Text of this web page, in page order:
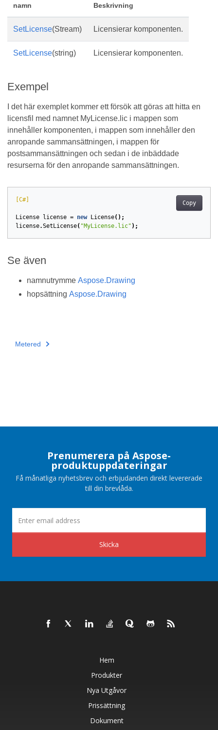
namn Beskrivning
SetLicense(Stream) Licensierar komponenten.
SetLicense(string) Licensierar komponenten.
Exempel
I det här exemplet kommer ett försök att göras att hitta en
licensfil med namnet MyLicense.lic i mappen som
innehåller komponenten, i mappen som innehåller den
anropande sammansättningen, i mappen för
postsammansättningen och sedan i de inbäddade
resurserna för den anropande sammansättningen.
Copy
[C#]
License license = new License();
license.SetLicense( "MyLicense.lic" );
Se även
namnutrymme Aspose.Drawing
hopsättning Aspose.Drawing
Metered
Prenumerera på Aspose-
produktuppdateringar
Få månatliga nyhetsbrev och erbjudanden direkt levererade
till din brevlåda.
Skicka
Hem
Produkter
Nya Utgåvor
Prissättning
Dokument